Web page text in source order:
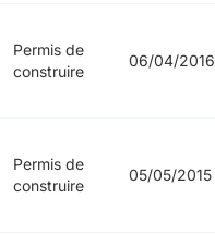
Permis de
construire
06/04/2016
Permis de
construire
05/05/2015